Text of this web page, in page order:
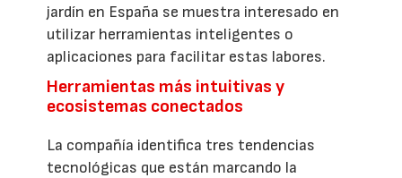
jardín en España se muestra interesado en
utilizar herramientas inteligentes o
aplicaciones para facilitar estas labores.
Herramientas más intuitivas y
ecosistemas conectados
La compañía identifica tres tendencias
tecnológicas que están marcando la